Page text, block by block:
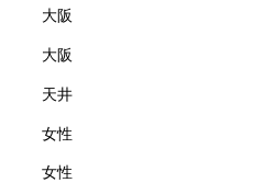
大阪
大阪
天井
女性
女性